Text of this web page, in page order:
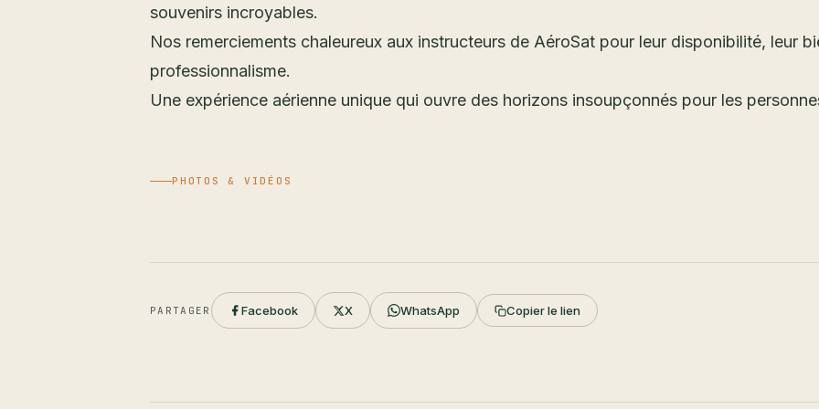
souvenirs incroyables.
Nos remerciements chaleureux aux instructeurs de AéroSat pour leur disponibilité, leur
professionnalisme.
Une expérience aérienne unique qui ouvre des horizons insoupçonnés pour les
PHOTOS & VIDÉOS
PARTAGER Facebook X WhatsApp Copier le lien